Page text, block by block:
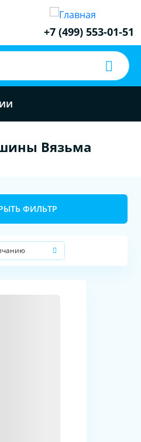
+7 (499) 553-01-51
Вязьма
ФИЛЬТР